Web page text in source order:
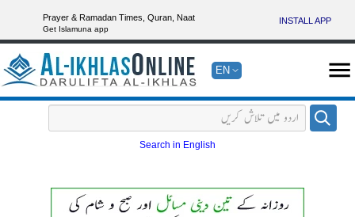
Prayer & Ramadan Times, Quran, Naat
Get Islamuna app
INSTALL APP
EN
Search in English